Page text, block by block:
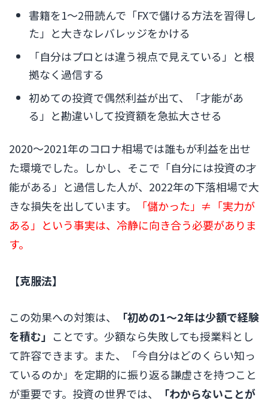
書籍を1〜2冊読んで「FXで儲ける方法を習得し
た」と大きなレバレッジをかける
「自分はプロとは違う視点で見えている」と根
拠なく過信する
初めての投資で偶然利益が出て、「才能があ
る」と勘違いして投資額を急拡大させる
2020〜2021年のコロナ相場では誰もが利益を出せ
た環境でした。しかし、そこで「自分には投資の才
能がある」と過信した人が、2022年の下落相場で大
きな損失を出しています。
「儲かった」≠「実力が
ある」という事実は、冷静に向き合う必要がありま
す。
【克服法】
この効果への対策は、
「初めの1〜2年は少額で経験
を積む」 ことです。少額なら失敗しても授業料とし
て許容できます。また、「今自分はどのくらい知っ
ているのか」を定期的に振り返る謙虚さを持つこと
が重要です。投資の世界では、
「わからないことが